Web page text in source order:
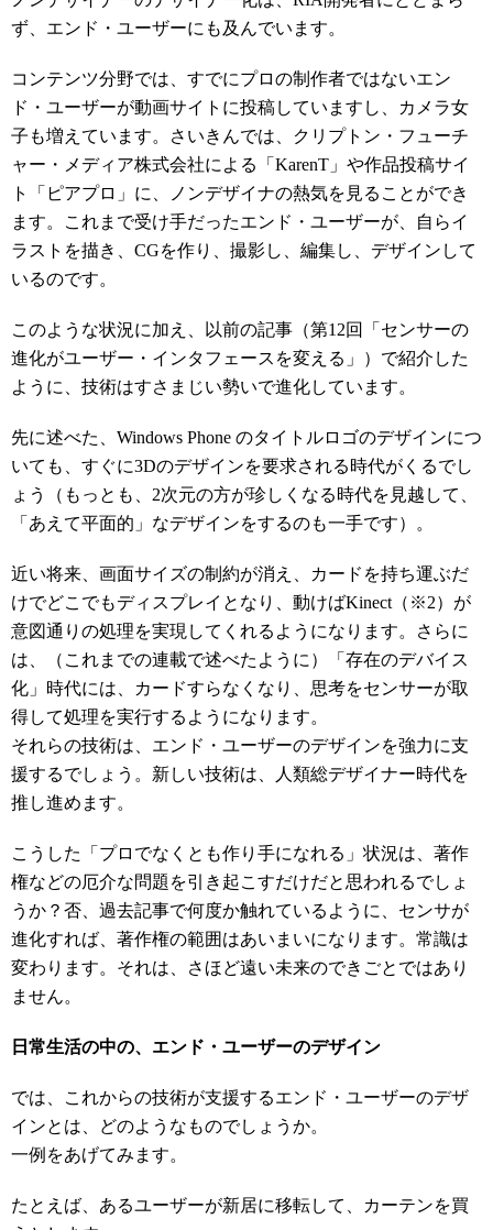
ず、エンド・ユーザーにも及んでいます。
コンテンツ分野では、すでにプロの制作者ではないエン
ド・ユーザーが動画サイトに投稿していますし、カメラ女
子も増えています。さいきんでは、クリプトン・フューチ
ャー・メディア株式会社による「KarenT」や作品投稿サイ
ト「ピアプロ」に、ノンデザイナの熱気を見ることができ
ます。これまで受け手だったエンド・ユーザーが、自らイ
ラストを描き、CGを作り、撮影し、編集し、デザインして
いるのです。
このような状況に加え、以前の記事（第12回「センサーの
進化がユーザー・インタフェースを変える」）で紹介した
ように、技術はすさまじい勢いで進化しています。
先に述べた、Windows Phone のタイトルロゴのデザインにつ
いても、すぐに3Dのデザインを要求される時代がくるでし
ょう（もっとも、2次元の方が珍しくなる時代を見越して、
「あえて平面的」なデザインをするのも一手です）。
近い将来、画面サイズの制約が消え、カードを持ち運ぶだ
けでどこでもディスプレイとなり、動けばKinect（※2）が
意図通りの処理を実現してくれるようになります。さらに
は、（これまでの連載で述べたように）「存在のデバイス
化」時代には、カードすらなくなり、思考をセンサーが取
得して処理を実行するようになります。
それらの技術は、エンド・ユーザーのデザインを強力に支
援するでしょう。新しい技術は、人類総デザイナー時代を
推し進めます。
こうした「プロでなくとも作り手になれる」状況は、著作
権などの厄介な問題を引き起こすだけだと思われるでしょ
うか？否、過去記事で何度か触れているように、センサが
進化すれば、著作権の範囲はあいまいになります。常識は
変わります。それは、さほど遠い未来のできごとではあり
ません。
日常生活の中の、エンド・ユーザーのデザイン
では、これからの技術が支援するエンド・ユーザーのデザ
インとは、どのようなものでしょうか。
一例をあげてみます。
たとえば、あるユーザーが新居に移転して、カーテンを買